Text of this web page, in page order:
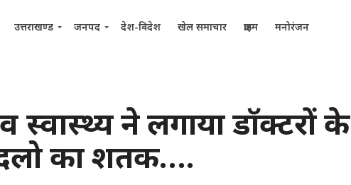
उत्तराखण्ड जनपद देश-विदेश खेल समाचार क्राइम मनोरंजन
स्वास्थ्य ने लगाया डॉक्टरों के
का शतक….